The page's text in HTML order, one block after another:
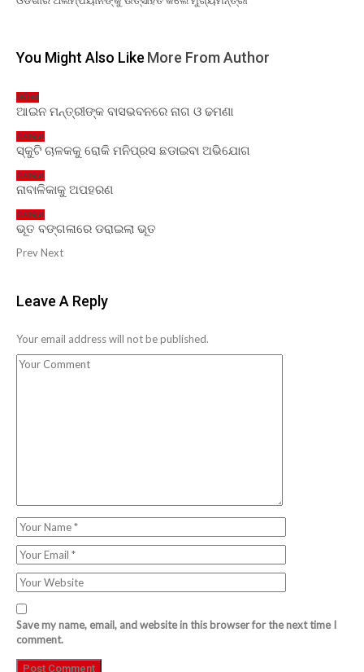
You Might Also Like More From Author
ଓଡ଼ିଶା
ଆଇନ ମନ୍ତ୍ରୀଙ୍କ ବାସଭବନରେ ନାଗ ଓ ଢମଣା
ଅପରାଧ
ସ୍କୁଟି ଚାଳକକୁ ରୋକି ମନିପ୍ରସ ଛଡାଇବା ଅଭିଯୋଗ
ଅପରାଧ
ନାବାଳିକାକୁ ଅପହରଣ
ଅପରାଧ
ଭୂତ ବଙ୍ଗଳାରେ ଡରାଇଲା ଭୂତ
PrevNext
Leave A Reply
Your email address will not be published.
Save my name, email, and website in this browser for the next time I
comment.